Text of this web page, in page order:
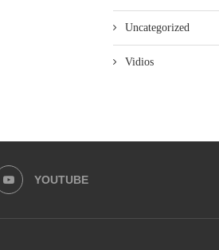
Uncategorized
Vidios
YOUTUBE